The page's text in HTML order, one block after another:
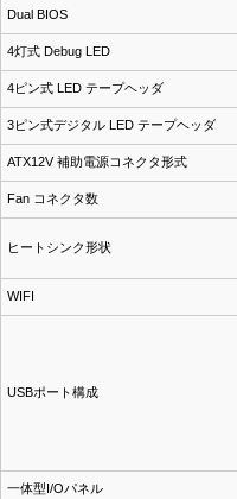
Dual BIOS
4灯式 Debug LED
4ピン式 LED テープヘッダ
3ピン式デジタル LED テープヘッダ
ATX12V 補助電源コネクタ形式
Fan コネクタ数
ヒートシンク形状
WIFI
USBポート構成
一体型I/Oパネル